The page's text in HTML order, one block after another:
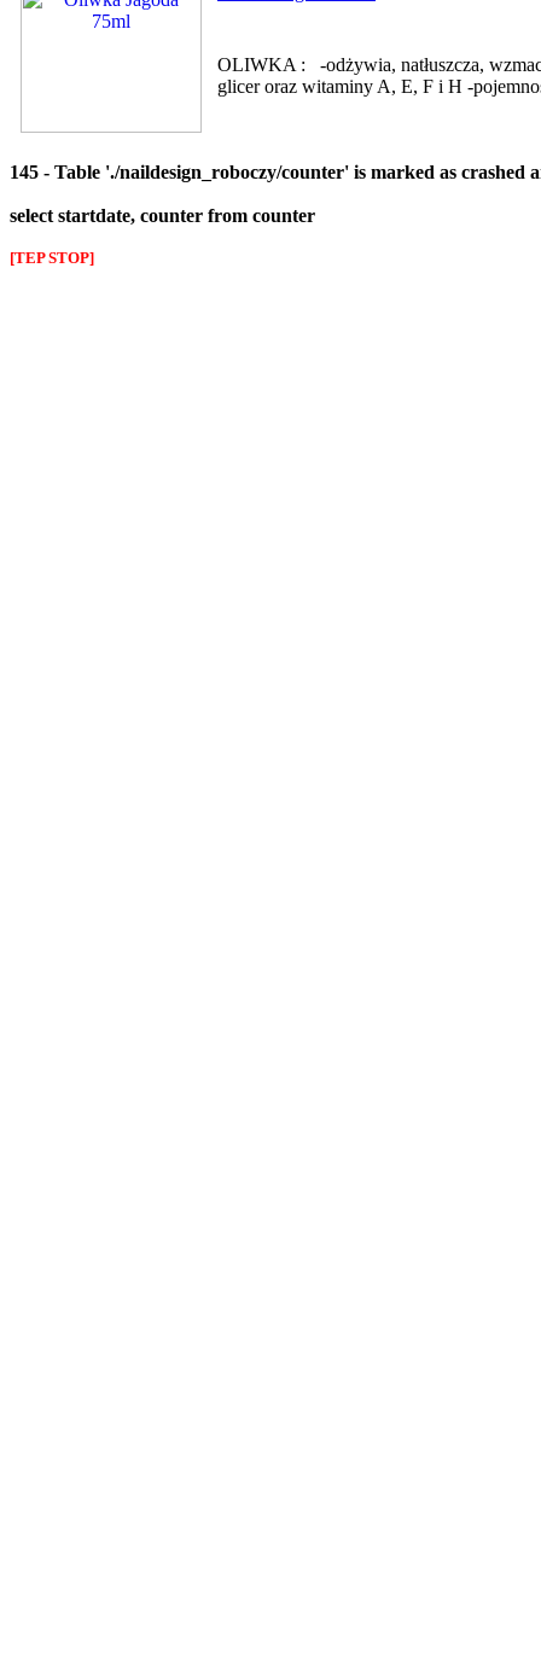
OLIWKA : -odżywia, natłuszcza,
glicer oraz witaminy A, E, F i H -
145 - Table './naildesign_roboczy/counter' is marked as crashed
select startdate, counter from counter
[TEP STOP]